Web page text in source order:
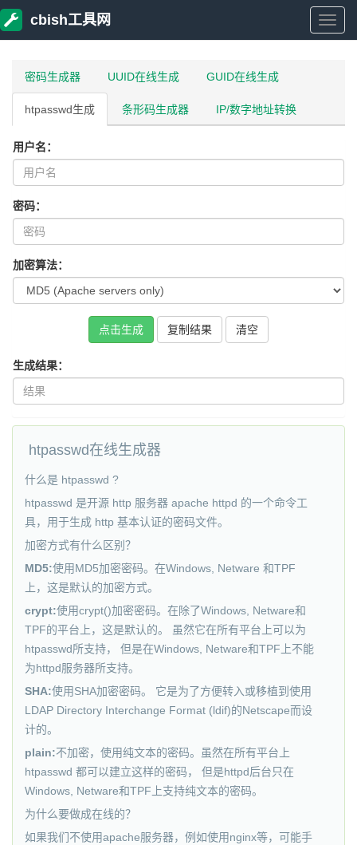
cbish
cbish工具网
密码生成器 UUID在线生成 GUID在线生成
htpasswd生成 条形码生成器 IP/数字地址转换
用户名：
密码：
加密算法：
点击生成 复制结果
生成结果：
htpasswd在线生成器
什么是 htpasswd ?
htpasswd 是开源 http 服务器 apache httpd 的一个命令工
具，用于生成 http 基本认证的密码文件。
加密方式有什么区别？
MD5:使用MD5加密密码。在Windows, Netware 和TPF
上，这是默认的加密方式。
crypt:使用crypt()加密密码。在除了Windows, Netware和
TPF的平台上，这是默认的。 虽然它在所有平台上可以为
htpasswd所支持， 但是在Windows, Netware和TPF上不能
为httpd服务器所支持。
SHA:使用SHA加密密码。 它是为了方便转入或移植到使用
LDAP Directory Interchange Format (ldif)的Netscape而设
计的。
plain:不加密，使用纯文本的密码。虽然在所有平台上
htpasswd 都可以建立这样的密码， 但是httpd后台只在
Windows, Netware和TPF上支持纯文本的密码。
为什么要做成在线的？
如果我们不使用apache服务器，例如使用nginx等，可能手